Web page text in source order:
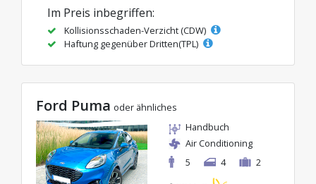
Im Preis inbegriffen:
Kollisionsschaden-Verzicht (CDW)
Haftung gegenüber Dritten(TPL)
Ford Puma oder ähnliches
Handbuch
Air Conditioning
5
4 2